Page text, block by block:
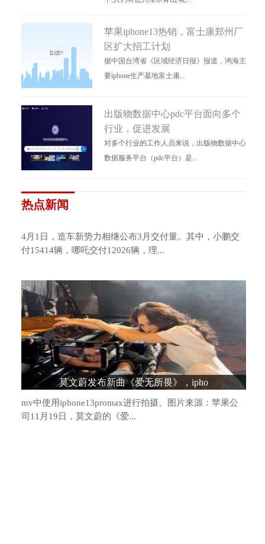
苹果iphone13热销，富士康郑州厂
区扩大招工计划
据中国台湾省《区域经济日报》报道，鸿海主
要iphone生产基地富士康...
出版物数据中心pdc平台面向多个
行业，促进发展
对多个行业的工作人员来说，出版物数据中心
数据服务平台（pdc平台）是...
热点新闻
造车新势力格局生变：头部阵营松动，“
4月1日，造车新势力相继公布3月交付量。其中，小鹏交
付15414辆，哪吒交付12026辆，理...
莫文蔚发布新曲《爱无所畏》，ipho
mv中使用iphone13promax进行拍摄。图片来源：苹果公
司11月19日，莫文蔚的《爱...